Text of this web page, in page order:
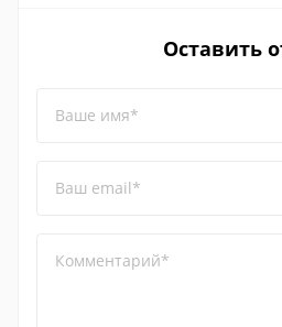
Оставить
Ваше имя*
Ваш email*
Комментарий*